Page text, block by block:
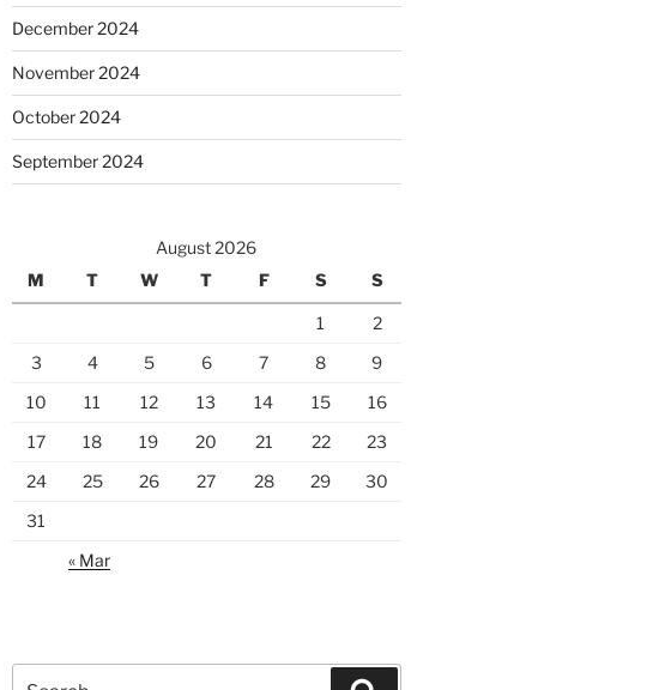
December 2024
November 2024
October 2024
September 2024
August 2026
M
T W T F S S
1
2
3
4 5 6 7 8
9
10
11 12 13 14 15
16
17
18 19 20 21 22
23
24
25 26 27 28 29
30
31
« Mar